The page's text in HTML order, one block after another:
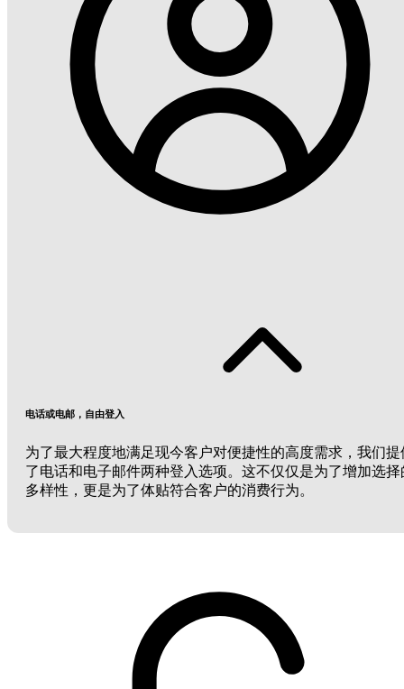
电话或电邮，自由登入
为了最大程度地满足现今客户对便捷性的高度需求，我们提
了电话和电子邮件两种登入选项。这不仅仅是为了增加选择
多样性，更是为了体贴符合客户的消费行为。